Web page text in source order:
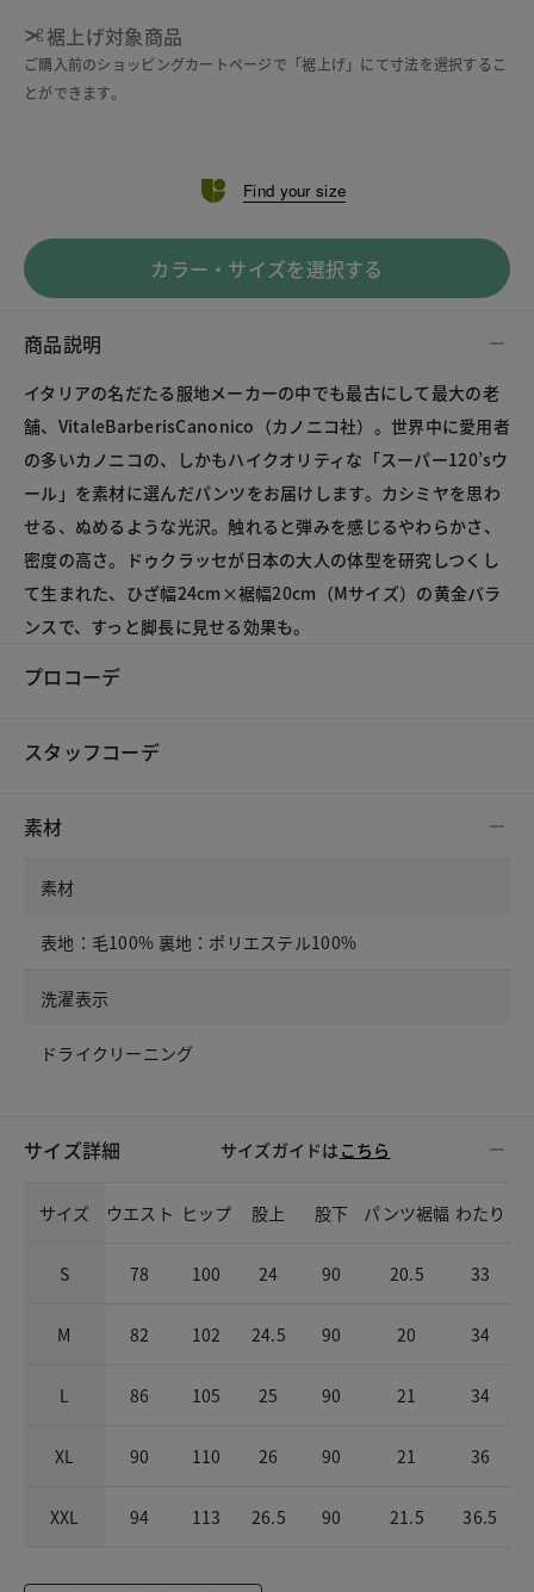
裾上げ対象商品
ご購入前のショッピングカートページで「裾上げ」にて寸法を選択するこ
とができます。
Find your size
カラー・サイズを選択する
商品説明
イタリアの名だたる服地メーカーの中でも最古にして最大の老
舗、VitaleBarberisCanonico（カノニコ社）。世界中に愛用者
の多いカノニコの、しかもハイクオリティな「スーパー120’sウ
ール」を素材に選んだパンツをお届けします。カシミヤを思わ
せる、ぬめるような光沢。触れると弾みを感じるやわらかさ、
密度の高さ。ドゥクラッセが日本の大人の体型を研究しつくし
て生まれた、ひざ幅24cm×裾幅20cm（Mサイズ）の黄金バラ
ンスで、すっと脚長に見せる効果も。
プロコーデ
スタッフコーデ
素材
素材
表地：毛100% 裏地：ポリエステル100%
洗濯表示
ドライクリーニング
サイズ詳細 サイズガイドは こちら
サイズ ウエスト ヒップ 股上 股下 パンツ裾幅 わたり
S 78 100 24 90 20.5 33
M 82 102 24.5 90 20 34
L 86 105 25 90 21 34
XL 90 110 26 90 21 36
XXL 94 113 26.5 90 21.5 36.5